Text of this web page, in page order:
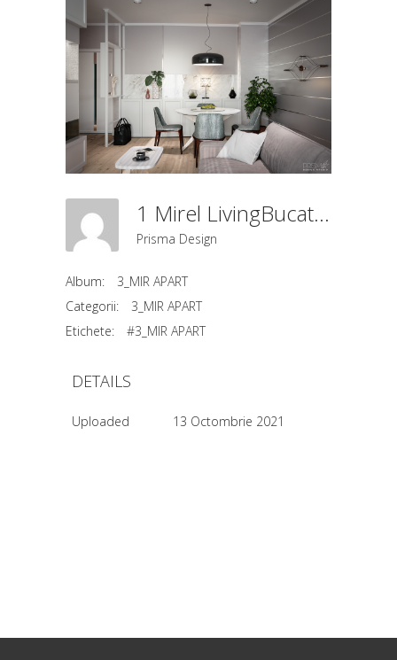
1 Mirel LivingBucatarieDining (1)
Prisma Design
Album:
3_MIR APART
Categorii:
3_MIR APART
Etichete:
#3_MIR APART
DETAILS
Uploaded 13 Octombrie 2021